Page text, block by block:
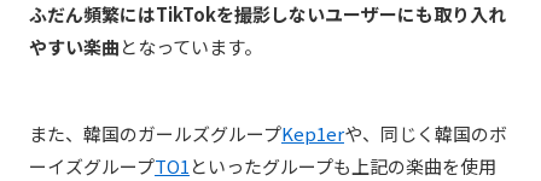
ふだん頻繁にはTikTokを撮影しないユーザーにも取り入れ
やすい楽曲となっています。
また、韓国のガールズグループKep1erや、同じく韓国のボ
ーイズグループTO1といったグループも上記の楽曲を使用